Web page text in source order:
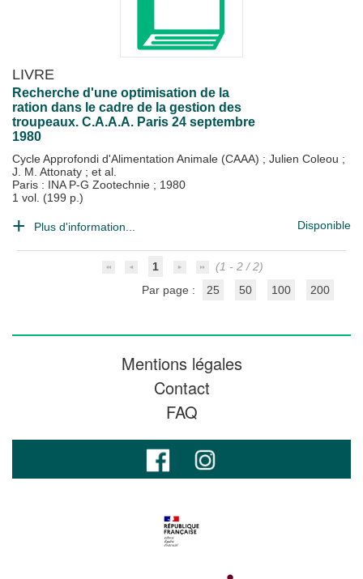
LIVRE
Recherche d'une optimisation de la
ration dans le cadre de la gestion des
troupeaux. C.A.A.A. Paris 24 septembre
1980
Cycle Approfondi d'Alimentation Animale (CAAA) ; Julien Coleou ;
J. M. Attonaty ; et al.
Paris : INA P-G Zootechnie ; 1980
1 vol. (199 p.)
Plus d'information... Disponible
1
(1 - 2 / 2)
Par page :
25 50 100 200
Mentions légales
Contact
FAQ